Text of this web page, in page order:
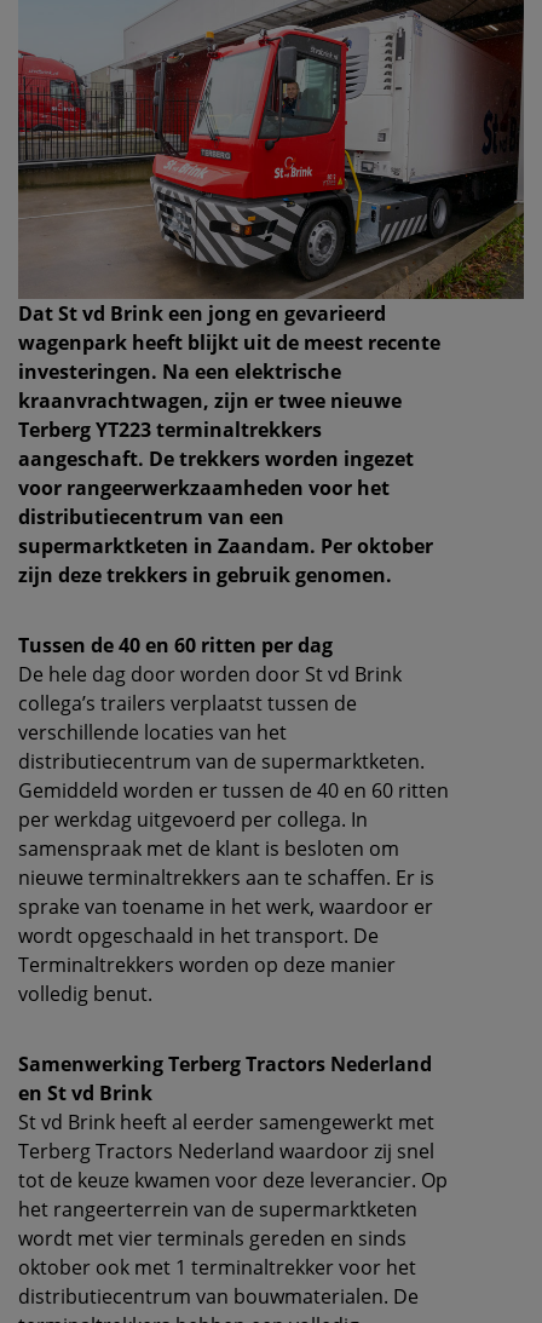
Dat St vd Brink een jong en gevarieerd
wagenpark heeft blijkt uit de meest recente
investeringen. Na een elektrische
kraanvrachtwagen, zijn er twee nieuwe
Terberg YT223 terminaltrekkers
aangeschaft. De trekkers worden ingezet
voor rangeerwerkzaamheden voor het
distributiecentrum van een
supermarktketen in Zaandam. Per oktober
zijn deze trekkers in gebruik genomen.
Tussen de 40 en 60 ritten per dag
De hele dag door worden door St vd Brink
collega’s trailers verplaatst tussen de
verschillende locaties van het
distributiecentrum van de supermarktketen.
Gemiddeld worden er tussen de 40 en 60 ritten
per werkdag uitgevoerd per collega. In
samenspraak met de klant is besloten om
nieuwe terminaltrekkers aan te schaffen. Er is
sprake van toename in het werk, waardoor er
wordt opgeschaald in het transport. De
Terminaltrekkers worden op deze manier
volledig benut.
Samenwerking Terberg Tractors Nederland
en St vd Brink
St vd Brink heeft al eerder samengewerkt met
Terberg Tractors Nederland waardoor zij snel
tot de keuze kwamen voor deze leverancier. Op
het rangeerterrein van de supermarktketen
wordt met vier terminals gereden en sinds
oktober ook met 1 terminaltrekker voor het
distributiecentrum van bouwmaterialen. De